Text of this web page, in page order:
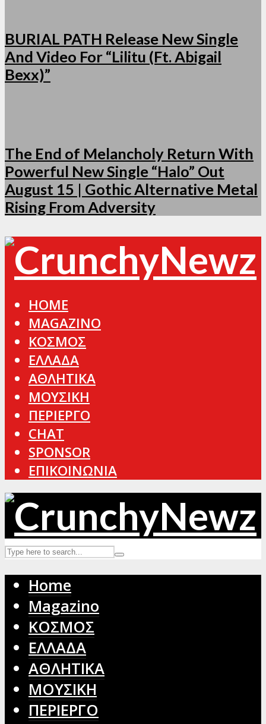
BURIAL PATH Release New Single
And Video For “Lilitu (Ft. Abigail
Bexx)”
The End of Melancholy Return With
Powerful New Single “Halo” Out
August 15 | Gothic Alternative Metal
Rising From Adversity
HOME
MAGAZINO
ΚΟΣΜΟΣ
ΕΛΛΑΔΑ
ΑΘΛΗΤΙΚΑ
ΜΟΥΣΙΚΗ
ΠΕΡΙΕΡΓΟ
CHAT
SPONSOR
ΕΠΙΚΟΙΝΩΝΙΑ
Home
Magazino
ΚΟΣΜΟΣ
ΕΛΛΑΔΑ
ΑΘΛΗΤΙΚΑ
ΜΟΥΣΙΚΗ
ΠΕΡΙΕΡΓΟ